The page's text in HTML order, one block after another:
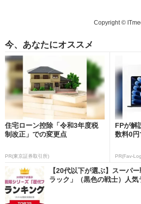
Copyright ©
今、あなたにオススメ
住宅ローン控除「令和3年度税
制改正」での変更点
PR(東京証券取引所)
FPが解
数料0円
PR(Fav-
【20代以下が選ぶ】スーパ
ラック」（黒色の戦士）人気